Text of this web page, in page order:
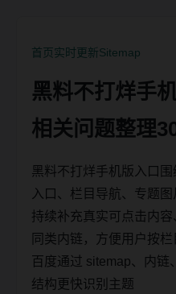
首页实时更新Sitemap
黑料不打烊手
相关问题整理
黑料不打烊手机版入口
入口、栏目导航、专题
持续补充真实可点击内
同类内链，方便用户按
百度通过 sitemap、内链
结构更快识别主题